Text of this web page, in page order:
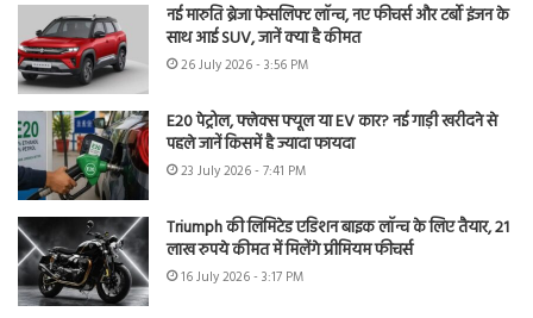
नई मारुति ब्रेजा फेसलिफ्ट लॉन्च, नए फीचर्स और टर्बो इंजन के
साथ आई SUV, जानें क्या है कीमत
26 July 2026 - 3:56 PM
E20 पेट्रोल, फ्लेक्स फ्यूल या EV कार? नई गाड़ी खरीदने से
पहले जानें किसमें है ज्यादा फायदा
23 July 2026 - 7:41 PM
Triumph की लिमिटेड एडिशन बाइक लॉन्च के लिए तैयार, 21
लाख रुपये कीमत में मिलेंगे प्रीमियम फीचर्स
16 July 2026 - 3:17 PM